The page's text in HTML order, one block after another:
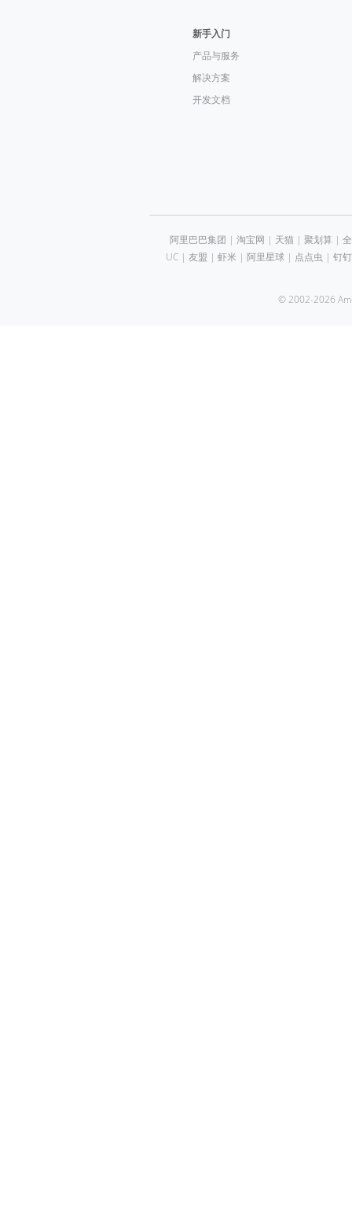
新手入门
产品与服务
解决方案
开发文档
阿里巴巴集团 | 淘宝网 | 天猫| 聚划算 |
UC| 友盟 | 虾米 | 阿里星球| 点点虫 | 钉钉
© 2002-2026